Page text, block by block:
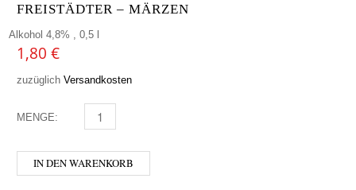
FREISTÄDTER – MÄRZEN
Alkohol 4,8% , 0,5 l
1,80 €
zuzüglich Versandkosten
MENGE: FREISTÄDTER - MÄRZEN MENGE
IN DEN WARENKORB